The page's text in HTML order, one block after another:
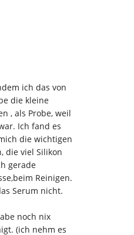
ich das von
die kleine
, als Probe, weil
Ich fand es
die wichtigen
die viel Silikon
gerade
Reinigen.
Serum nicht.
noch nix
(ich nehm es